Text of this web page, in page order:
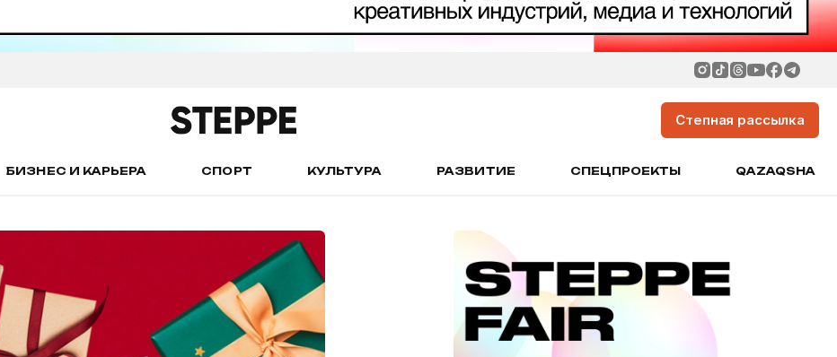
Степная рассылка
БИЗНЕС И КАРЬЕРА СПОРТ КУЛЬТУРА РАЗВИТИЕ СПЕЦПРОЕКТЫ QAZAQSHA